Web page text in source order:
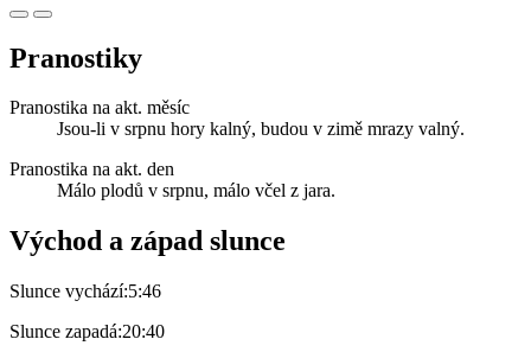
Pranostiky
Pranostika na akt. měsíc
Jsou-li v srpnu hory kalný, budou v zimě mrazy valný.
Pranostika na akt. den
Málo plodů v srpnu, málo včel z jara.
Východ a západ slunce
Slunce vychází:5:46
Slunce zapadá:20:40